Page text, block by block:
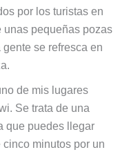
por los turistas en
unas pequeñas pozas
se refresca en
de mis lugares
Se trata de una
que puedes llegar
minutos por un